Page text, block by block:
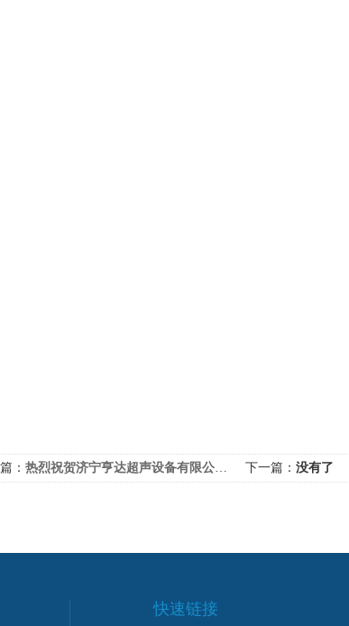
： 热烈祝贺济宁亨达超声设备有限公司正式加入中国制药机械设备网 下一篇： 没有了
快速链接